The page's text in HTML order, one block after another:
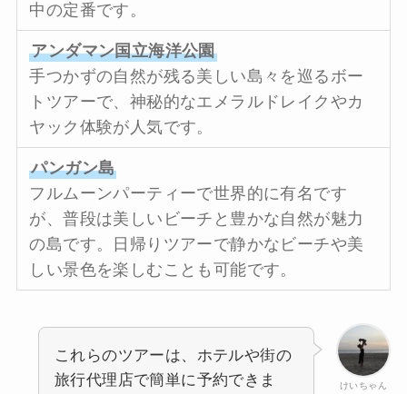
中の定番です。
アンダマン国立海洋公園
手つかずの自然が残る美しい島々を巡るボー
トツアーで、神秘的なエメラルドレイクやカ
ヤック体験が人気です。
パンガン島
フルムーンパーティーで世界的に有名です
が、普段は美しいビーチと豊かな自然が魅力
の島です。日帰りツアーで静かなビーチや美
しい景色を楽しむことも可能です。
けいちゃん
これらのツアーは、ホテルや街の
旅行代理店で簡単に予約できま